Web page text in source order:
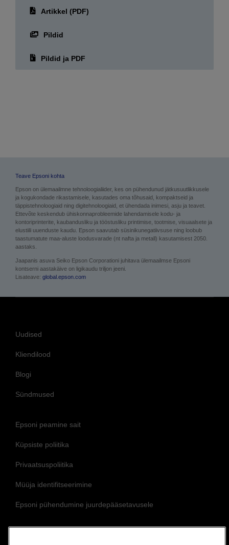
Artikkel (PDF)
Pildid
Pildid ja PDF
Teave Epsoni kohta
Epson on ülemaailmne tehnoloogialiider, kes on pühendunud jätkusuutlikkusele
ja kogukondade rikastamisele, kasutades oma tõhusaid, kompaktseid ja
täppistehnoloogiaid ning digitehnoloogiaid, et ühendada inimesi, asju ja teavet.
Ettevõte keskendub ühiskonnaprobleemide lahendamisele kodu- ja
kontoriprinterite, kaubandusliku ja tööstusliku printimise, tootmise, visuaalsete ja
elustiili uuenduste kaudu. Epson saavutab süsinikunegatiivsuse ning loobub
taastumatute maa-aluste loodusvarade (nt nafta ja metall) kasutamisest 2050.
aastaks.
Jaapanis asuva Seiko Epson Corporationi juhitava ülemaailmse Epsoni
kontserni aastakäive on ligikaudu triljon jeeni.
Lisateave: global.epson.com
Uudised
Kliendilood
Blogi
Sündmused
Epsoni peamine sait
Küpsiste poliitika
Privaatsuspoliitika
Müüja identifitseerimine
Epsoni pühendumine juurdepääsetavusele